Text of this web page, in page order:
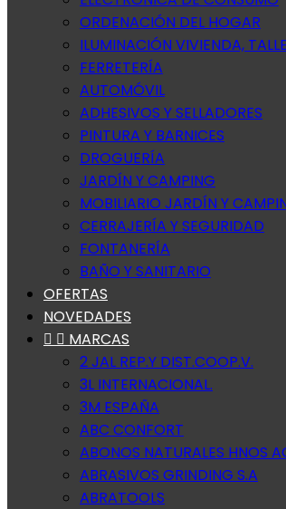
ORDENACIÓN DEL HOGAR
ILUMINACIÓN VIVIENDA,
FERRETERÍA
AUTOMÓVIL
ADHESIVOS Y SELLADORES
PINTURA Y BARNICES
DROGUERÍA
JARDÍN Y CAMPING
MOBILIARIO JARDÍN Y
CERRAJERÍA Y SEGURIDAD
FONTANERÍA
BAÑO Y SANITARIO
OFERTAS
NOVEDADES
  MARCAS
2 JAL REP.Y DIST.COOP.V.
3L INTERNACIONAL.
3M ESPAÑA
ABC CONFORT
ABONOS NATURALES HNOS
ABRASIVOS GRINDING S.A
ABRATOOLS